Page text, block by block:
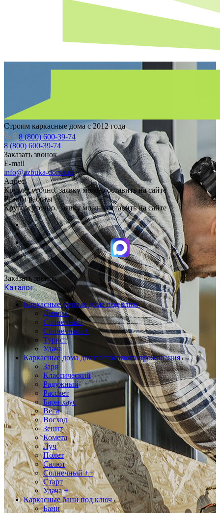
Строим каркасные дома с 2012 года
8 (800) 600-39-74
8 (800) 600-39-74
Заказать звонок
E-mail
info@azbuka-doma.ru
Адрес
Круглосуточно, заявку можно оставить на сайте
Режим работы
Круглосуточно, заявку можно оставить на сайте
Заказать звонок
Каталог
Каркасные дачные дома под ключ
Дачник
Солнечный
Солнечный +
Турист
Удача
Каркасные дома для постоянного проживания
Заря
Классический
Радужный
Рассвет
Барн-хаус
Вега
Восход
Зенит
Комета
Луч
Полет
Салют
Солнечный ++
Старт
Удача +
Каркасные бани под ключ
Бани